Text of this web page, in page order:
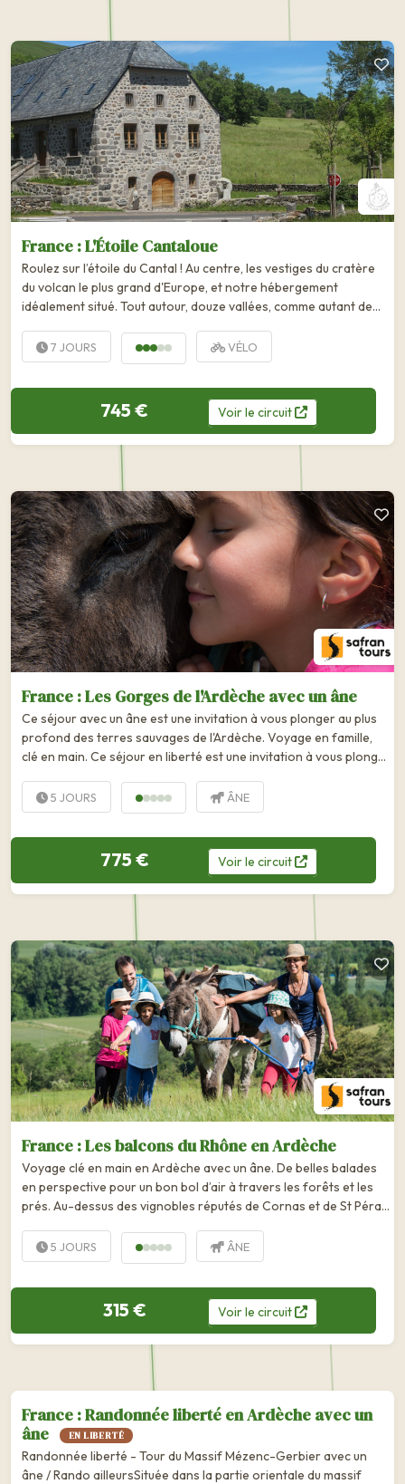
France : L'Étoile Cantaloue
Roulez sur l’étoile du Cantal ! Au centre, les vestiges du cratère
du volcan le plus grand d'Europe, et notre hébergement
idéalement situé. Tout autour, douze vallées, comme autant de
7 JOURS VÉLO
745 € Voirle circuit
France : Les Gorges de l'Ardèche avec un âne
Ce séjour avec un âne est une invitation à vous plonger au plus
profond des terres sauvages de l'Ardèche. Voyage en famille,
clé en main. Ce séjour en liberté est une invitation à vous plonger
à vous laisser guider dans...
5 JOURS ÂNE
775 € Voirle circuit
France : Les balcons du Rhône en Ardèche
Voyage clé en main en Ardèche avec un âne. De belles balades
en perspective pour un bon bol d’air à travers les forêts et les
prés. Au-dessus des vignobles réputés de Cornas et de St Péray,
plateau perché à 600...
5 JOURS ÂNE
315 € Voirle circuit
France : Randonnée liberté en Ardèche avec un
âne
EN LIBERTÉ
Randonnée liberté - Tour du Massif Mézenc-Gerbier avec un
âne / Rando ailleursSituée dans la partie orientale du massif